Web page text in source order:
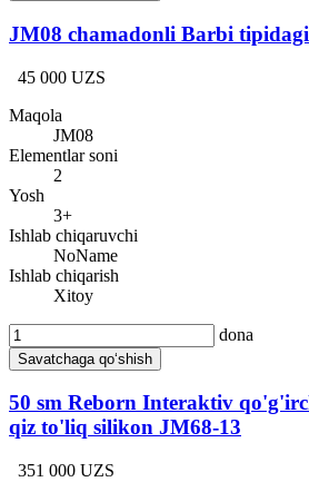
JM08 chamadonli Barbi
45 000 UZS
Maqola
JM08
Elementlar soni
2
Yosh
3+
Ishlab chiqaruvchi
NoName
Ishlab chiqarish
Xitoy
dona
Savatchaga qo‘shish
50 sm Reborn Interaktiv
qiz to'liq silikon JM68-13
351 000 UZS